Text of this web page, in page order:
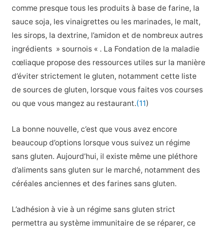
comme presque tous les produits à base de farine, la
sauce soja, les vinaigrettes ou les marinades, le malt,
les sirops, la dextrine, l’amidon et de nombreux autres
ingrédients » sournois « . La Fondation de la maladie
cœliaque propose des ressources utiles sur la manière
d’éviter strictement le gluten, notamment cette liste
de sources de gluten, lorsque vous faites vos courses
ou que vous mangez au restaurant.(11)
La bonne nouvelle, c’est que vous avez encore
beaucoup d’options lorsque vous suivez un régime
sans gluten. Aujourd’hui, il existe même une pléthore
d’aliments sans gluten sur le marché, notamment des
céréales anciennes et des farines sans gluten.
L’adhésion à vie à un régime sans gluten strict
permettra au système immunitaire de se réparer, ce